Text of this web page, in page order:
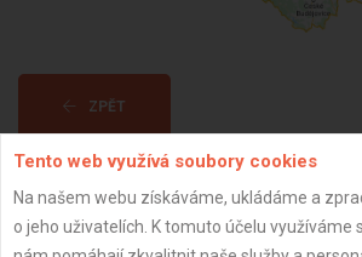
ZPĚT
Aktualizováno z portálu ARES dne
Tento web využívá soubory cookies
Na našem webu získáváme, ukládáme a
o jeho uživatelích. K tomuto účelu využíváme